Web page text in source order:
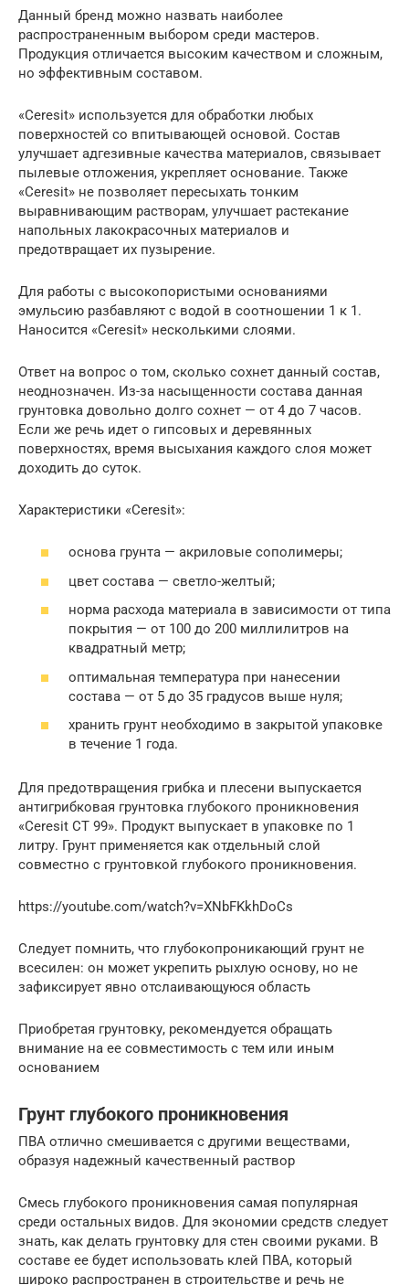
Данный бренд можно назвать наиболее
распространенным выбором среди мастеров.
Продукция отличается высоким качеством и сложным,
но эффективным составом.
«Ceresit» используется для обработки любых
поверхностей со впитывающей основой. Состав
улучшает адгезивные качества материалов, связывает
пылевые отложения, укрепляет основание. Также
«Ceresit» не позволяет пересыхать тонким
выравнивающим растворам, улучшает растекание
напольных лакокрасочных материалов и
предотвращает их пузырение.
Для работы с высокопористыми основаниями
эмульсию разбавляют с водой в соотношении 1 к 1.
Наносится «Ceresit» несколькими слоями.
Ответ на вопрос о том, сколько сохнет данный состав,
неоднозначен. Из-за насыщенности состава данная
грунтовка довольно долго сохнет — от 4 до 7 часов.
Если же речь идет о гипсовых и деревянных
поверхностях, время высыхания каждого слоя может
доходить до суток.
Характеристики «Ceresit»:
основа грунта — акриловые сополимеры;
цвет состава — светло-желтый;
норма расхода материала в зависимости от типа
покрытия — от 100 до 200 миллилитров на
квадратный метр;
оптимальная температура при нанесении
состава — от 5 до 35 градусов выше нуля;
хранить грунт необходимо в закрытой упаковке
в течение 1 года.
Для предотвращения грибка и плесени выпускается
антигрибковая грунтовка глубокого проникновения
«Ceresit СТ 99». Продукт выпускает в упаковке по 1
литру. Грунт применяется как отдельный слой
совместно с грунтовкой глубокого проникновения.
https://youtube.com/watch?v=XNbFKkhDoCs
Следует помнить, что глубокопроникающий грунт не
всесилен: он может укрепить рыхлую основу, но не
зафиксирует явно отслаивающуюся область
Приобретая грунтовку, рекомендуется обращать
внимание на ее совместимость с тем или иным
основанием
Грунт глубокого проникновения
ПВА отлично смешивается с другими веществами,
образуя надежный качественный раствор
Смесь глубокого проникновения самая популярная
среди остальных видов. Для экономии средств следует
знать, как делать грунтовку для стен своими руками. В
составе ее будет использовать клей ПВА, который
широко распространен в строительстве и речь не